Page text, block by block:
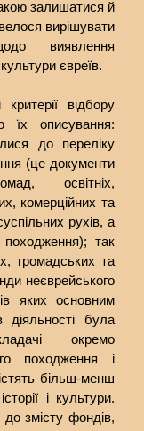
залишатися й
вирішувати
виявлення
культури євреїв.
відбору
їх описування:
до переліку
(це документи
освітніх,
комерційних та
рухів, а
так
громадських та
неєврейського
яких основним
була
окремо
походження і
більш-менш
і культури.
до змісту фондів,